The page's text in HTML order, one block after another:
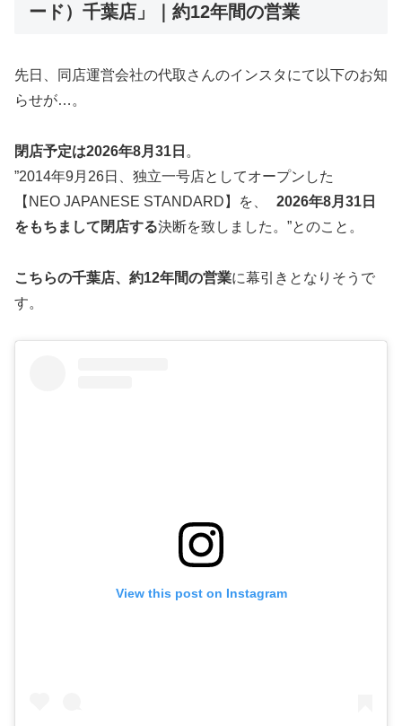
ード）千葉店」｜約12年間の営業
先日、同店運営会社の代取さんのインスタにて以下のお知
らせが…。
閉店予定は2026年8月31日 。
”2014年9月26日、独立一号店としてオープンした
【NEO JAPANESE STANDARD】を、 2026年8月31日
をもちまして閉店する決断を致しました。”とのこと。
こちらの千葉店、約12年間の営業に幕引きとなりそうで
す。
View this post on Instagram